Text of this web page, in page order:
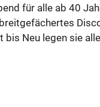
für alle ab 40
bis Neu legen sie